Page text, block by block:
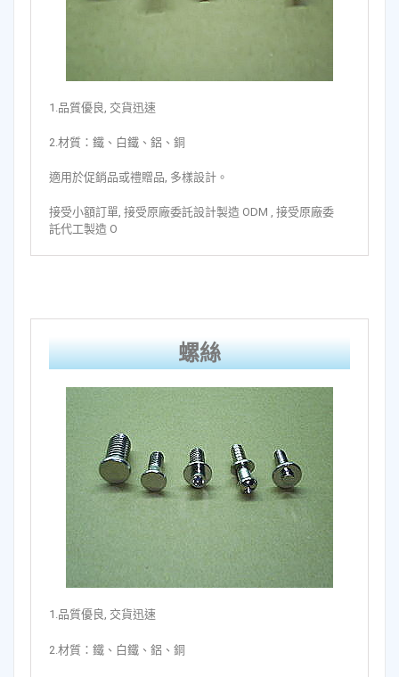
1.品質優良, 交貨迅速
2.材質：鐵、白鐵、鋁、銅
適用於促銷品或禮贈品, 多樣設計。
接受小額訂單, 接受原廠委託設計製造 ODM , 接受原廠委
託代工製造 O
螺絲
1.品質優良, 交貨迅速
2.材質：鐵、白鐵、鋁、銅